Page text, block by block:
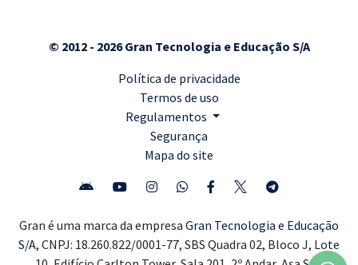
© 2012 - 2026 Gran Tecnologia e Educação S/A
Política de privacidade
Termos de uso
Regulamentos
Segurança
Mapa do site
Gran é uma marca da empresa Gran Tecnologia e Educação
S/A, CNPJ: 18.260.822/0001-77, SBS Quadra 02, Bloco J, Lote